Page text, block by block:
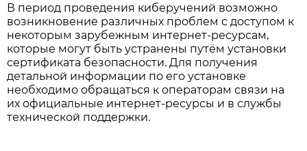
В период проведения киберучений возможно
возникновение различных проблем с доступом к
некоторым зарубежным интернет-ресурсам,
которые могут быть устранены путём установки
сертификата безопасности. Для получения
детальной информации по его установке
необходимо обращаться к операторам связи на
их официальные интернет-ресурсы и в службы
технической поддержки.